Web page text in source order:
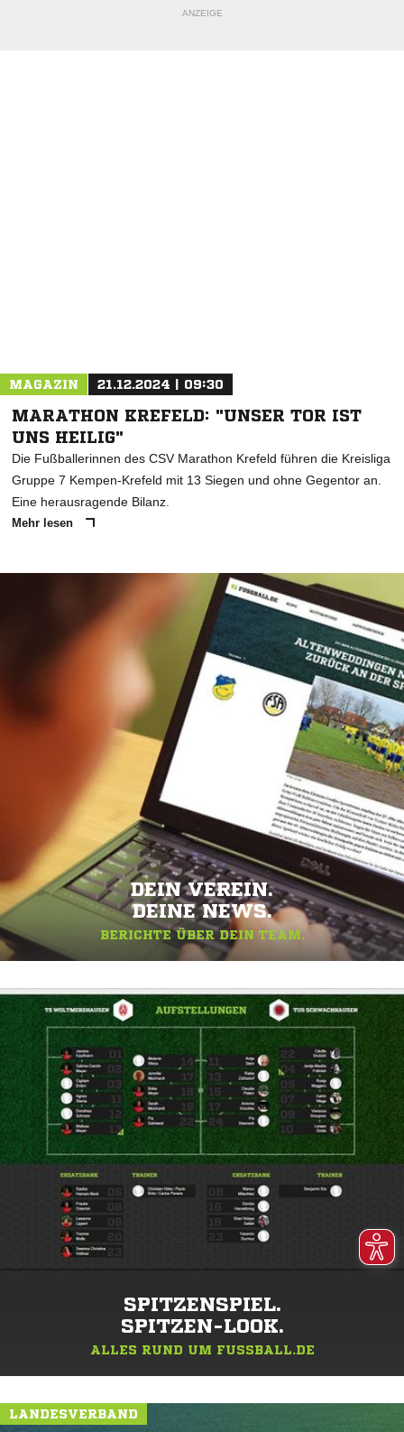
ANZEIGE
MAGAZIN 21.12.2024 | 09:30
MARATHON KREFELD: "UNSER TOR IST
UNS HEILIG"
Die Fußballerinnen des CSV Marathon Krefeld führen die Kreisliga
Gruppe 7 Kempen-Krefeld mit 13 Siegen und ohne Gegentor an.
Eine herausragende Bilanz.
Mehr lesen
DEIN VEREIN.
DEINE NEWS.
BERICHTE ÜBER DEIN TEAM.
SPITZENSPIEL.
SPITZEN-LOOK.
ALLES RUND UM FUSSBALL.DE
LANDESVERBAND